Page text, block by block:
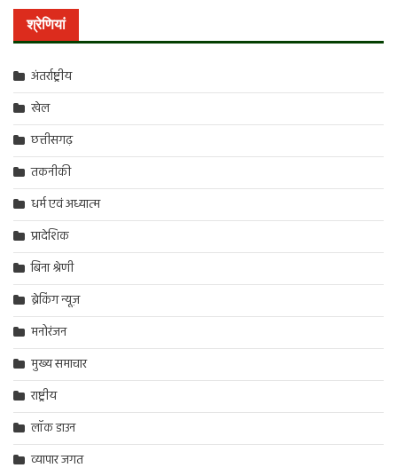
श्रेणियां
अंतर्राष्ट्रीय
खेल
छत्तीसगढ़
तकनीकी
धर्म एवं अध्यात्म
प्रादेशिक
बिना श्रेणी
ब्रेकिंग न्यूज़
मनोरंजन
मुख्य समाचार
राष्ट्रीय
लॉक डाउन
व्यापार जगत